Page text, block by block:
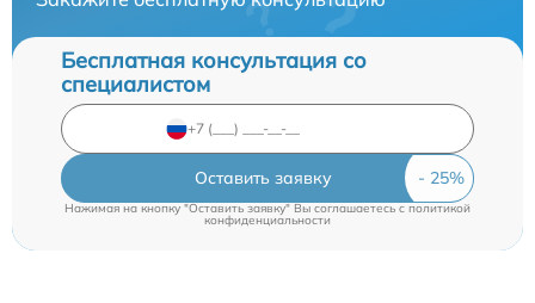
Бесплатная консультация со
специалистом
Оставить заявку
Нажимая на кнопку "Оставить заявку" Вы соглашаетесь cполитикой
конфиденциальности